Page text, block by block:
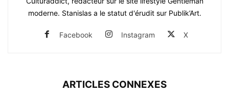
moderne. Stanislas a le statut d'érudit sur Publik’Art.
Facebook Instagram X
ARTICLES CONNEXES